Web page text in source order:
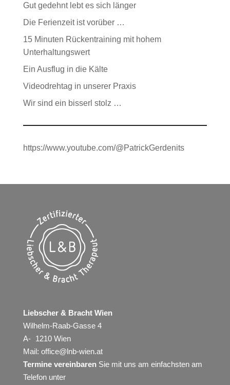
Gut gedehnt lebt es sich länger
Die Ferienzeit ist vorüber …
15 Minuten Rückentraining mit hohem
Unterhaltungswert
Ein Ausflug in die Kälte
Videodrehtag in unserer Praxis
Wir sind ein bisserl stolz …
https://www.youtube.com/@PatrickGerdenits
Liebscher & Bracht Wien
Wilhelm-Raab-Gasse 4
A- 1210 Wien
Mail: office@lnb-wien.at
Termine vereinbarenSie mit uns am einfachsten am
Telefon unter